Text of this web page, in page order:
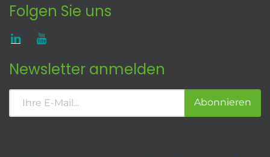
Folgen Sie uns
Newsletter anmelden
Abonnieren